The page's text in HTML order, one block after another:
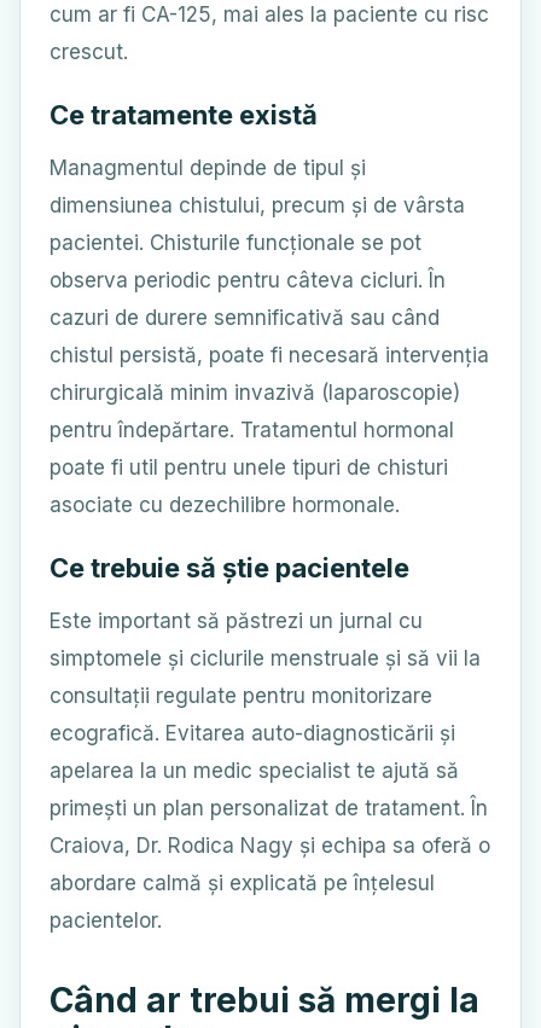
cum ar fi CA-125, mai ales la paciente cu risc
crescut.
Ce tratamente există
Managmentul depinde de tipul și
dimensiunea chistului, precum și de vârsta
pacientei. Chisturile funcționale se pot
observa periodic pentru câteva cicluri. În
cazuri de durere semnificativă sau când
chistul persistă, poate fi necesară intervenția
chirurgicală minim invazivă (laparoscopie)
pentru îndepărtare. Tratamentul hormonal
poate fi util pentru unele tipuri de chisturi
asociate cu dezechilibre hormonale.
Ce trebuie să știe pacientele
Este important să păstrezi un jurnal cu
simptomele și ciclurile menstruale și să vii la
consultații regulate pentru monitorizare
ecografică. Evitarea auto-diagnosticării și
apelarea la un medic specialist te ajută să
primești un plan personalizat de tratament. În
Craiova, Dr. Rodica Nagy și echipa sa oferă o
abordare calmă și explicată pe înțelesul
pacientelor.
Când ar trebui să mergi la